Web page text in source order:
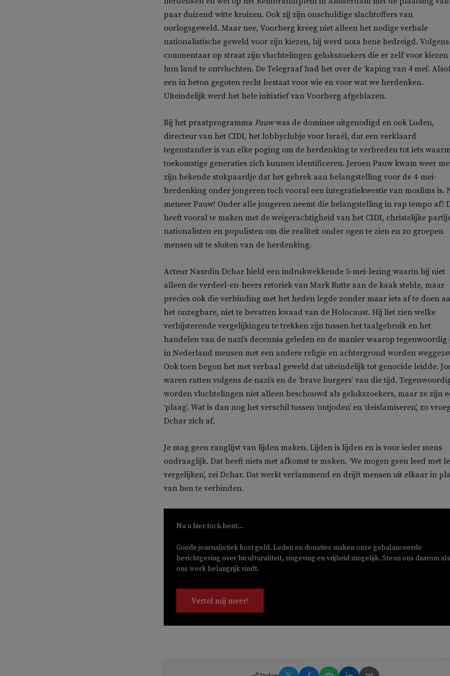
paar duizend witte kruizen. Ook zij zijn onschuldige slachtoffers van
oorlogsgeweld. Maar nee, Voorberg kreeg niet alleen het nodige verbale
nationalistische geweld voor zijn kiezen, hij werd nota bene bedreigd.
commentaar op straat zijn vluchtelingen gelukszoekers die er zelf voor kiezen
hun land te ontvluchten. De Telegraaf had het over de ‘kaping van 4 mei’.
een in beton gegoten recht bestaat voor wie en voor wat we herdenken.
Uiteindelijk werd het hele initiatief van Voorberg afgeblazen.
Bij het praatprogramma Pauwwas de dominee uitgenodigd en ook Luden,
directeur van het CIDI, het lobbyclubje voor Israël, dat een verklaard
tegenstander is van elke poging om de herdenking te verbreden tot iets
toekomstige generaties zich kunnen identificeren. Jeroen Pauw kwam weer
zijn bekende stokpaardje dat het gebrek aan belangstelling voor de 4-mei-
herdenking onder jongeren toch vooral een integratiekwestie van moslims is.
meneer Pauw! Onder alle jongeren neemt die belangstelling in rap tempo af!
heeft vooral te maken met de weigerachtigheid van het CIDI, christelijke
nationalisten en populisten om die realiteit onder ogen te zien en zo groepen
mensen uit te sluiten van de herdenking.
Acteur Nasrdin Dchar hield een indrukwekkende 5-mei-lezing waarin hij niet
alleen de verdeel-en-heers retoriek van Mark Rutte aan de kaak stelde, maar
precies ook die verbinding met het heden legde zonder maar iets af te doen
het onzegbare, niet te bevatten kwaad van de Holocaust. Hij liet zien welke
verbijsterende vergelijkingen te trekken zijn tussen het taalgebruik en het
handelen van de nazi’s decennia geleden en de manier waarop tegenwoordig
in Nederland mensen met een andere religie en achtergrond worden
Ook toen begon het met verbaal geweld dat uiteindelijk tot genocide leidde.
waren ratten volgens de nazi’s en de ’brave burgers’ van die tijd.
worden vluchtelingen niet alleen beschouwd als gelukszoekers, maar ze zijn
‘plaag’. Wat is dan nog het verschil tussen ‘ontjoden’ en ‘deislamiseren’, zo
Dchar zich af.
Je mag geen ranglijst van lijden maken. Lijden is lijden en is voor ieder mens
ondraaglijk. Dat heeft niets met afkomst te maken. ‘We mogen geen leed met
vergelijken’, zei Dchar. Dat werkt verlammend en drijft mensen uit elkaar in
van hen te verbinden.
Nu u hier toch bent...
Goede journalistiek kost geld. Leden en donaties maken onze gebalanceerde
berichtgeving over biculturaliteit, zingeving en vrijheid mogelijk. Steun ons daarom
ons werk belangrijk vindt.
Vertel mij meer!